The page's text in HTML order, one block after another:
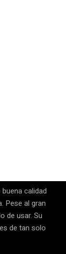
calidad
Pese al gran
de usar. Su
de tan solo